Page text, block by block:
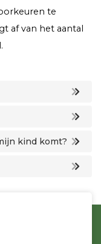
te
af van het aantal
kind komt?